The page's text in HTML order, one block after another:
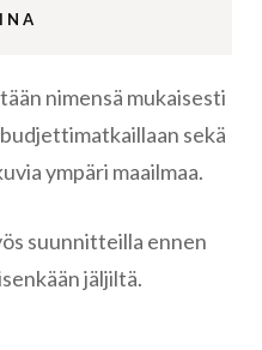
nimensä mukaisesti
sekä
ympäri maailmaa.
suunnitteilla ennen
jäljiltä.